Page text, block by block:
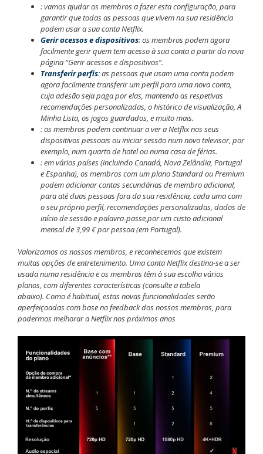
: vamos ajudar os membros a fazer esta configuração, para
garantir que todas as pessoas que vivem na sua residência
podem usar a sua conta Netflix.
Gerir acessos e dispositivos: os membros podem agora
facilmente gerir quem tem acesso à sua conta a partir da nova
página “Gerir acessos e dispositivos”.
Transferir perfis: as pessoas que usam uma conta podem
agora facilmente transferir um perfil para uma nova conta,
cuja adesão seja paga por elas, mantendo as respetivas
recomendações personalizadas, o histórico de visualização, A
Minha Lista, os jogos guardados, e muito mais.
: os membros podem continuar a ver a Netflix nos seus
dispositivos pessoais ou iniciar sessão num novo televisor, por
exemplo, num quarto de hotel ou numa casa de férias.
: em vários países (incluindo Canadá, Nova Zelândia, Portugal
e Espanha), os membros com um plano Standard ou Premium
podem adicionar contas secundárias de membro adicional,
para até duas pessoas fora da sua residência, cada uma com
o seu próprio perfil, recomendações personalizadas, dados de
início de sessão e palavra-passe,por um custo adicional
mensal de 3,99 € por pessoa (em Portugal).
Valorizamos os nossos membros, e reconhecemos que existem
muitas opções de entretenimento. Uma conta Netflix destina-se a ser
usada numa residência e os membros têm à sua escolha vários
planos, com diferentes características (consulte a tabela
abaixo). Como é habitual, estas novas funcionalidades serão
aperfeiçoadas com base no feedback dos nossos membros, para
podermos melhorar a Netflix nos próximos anos